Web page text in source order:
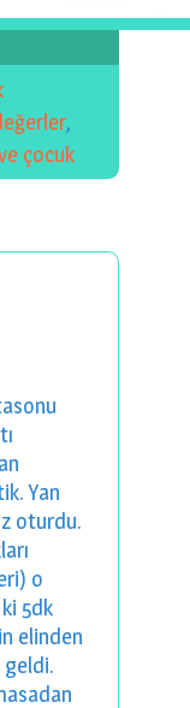
,
çocuk
Yan
oturdu.
o
5dk
elinden
geldi.